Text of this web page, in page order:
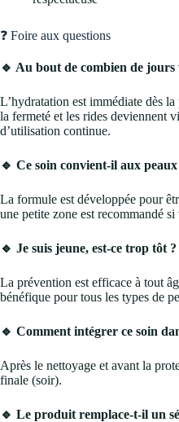
❓ Foire aux questions
🔹 Au bout de combien de
L’hydratation est immédiate dès
la fermeté et les rides deviennent
d’utilisation continue.
🔹 Ce soin convient-il aux peaux
La formule est développée pour
une petite zone est recommandé
🔹 Je suis jeune, est-ce trop tôt ?
La prévention est efficace à tout
bénéfique pour tous les types de
🔹 Comment intégrer ce soin
Après le nettoyage et avant la
finale (soir).
🔹 Le produit remplace-t-il un